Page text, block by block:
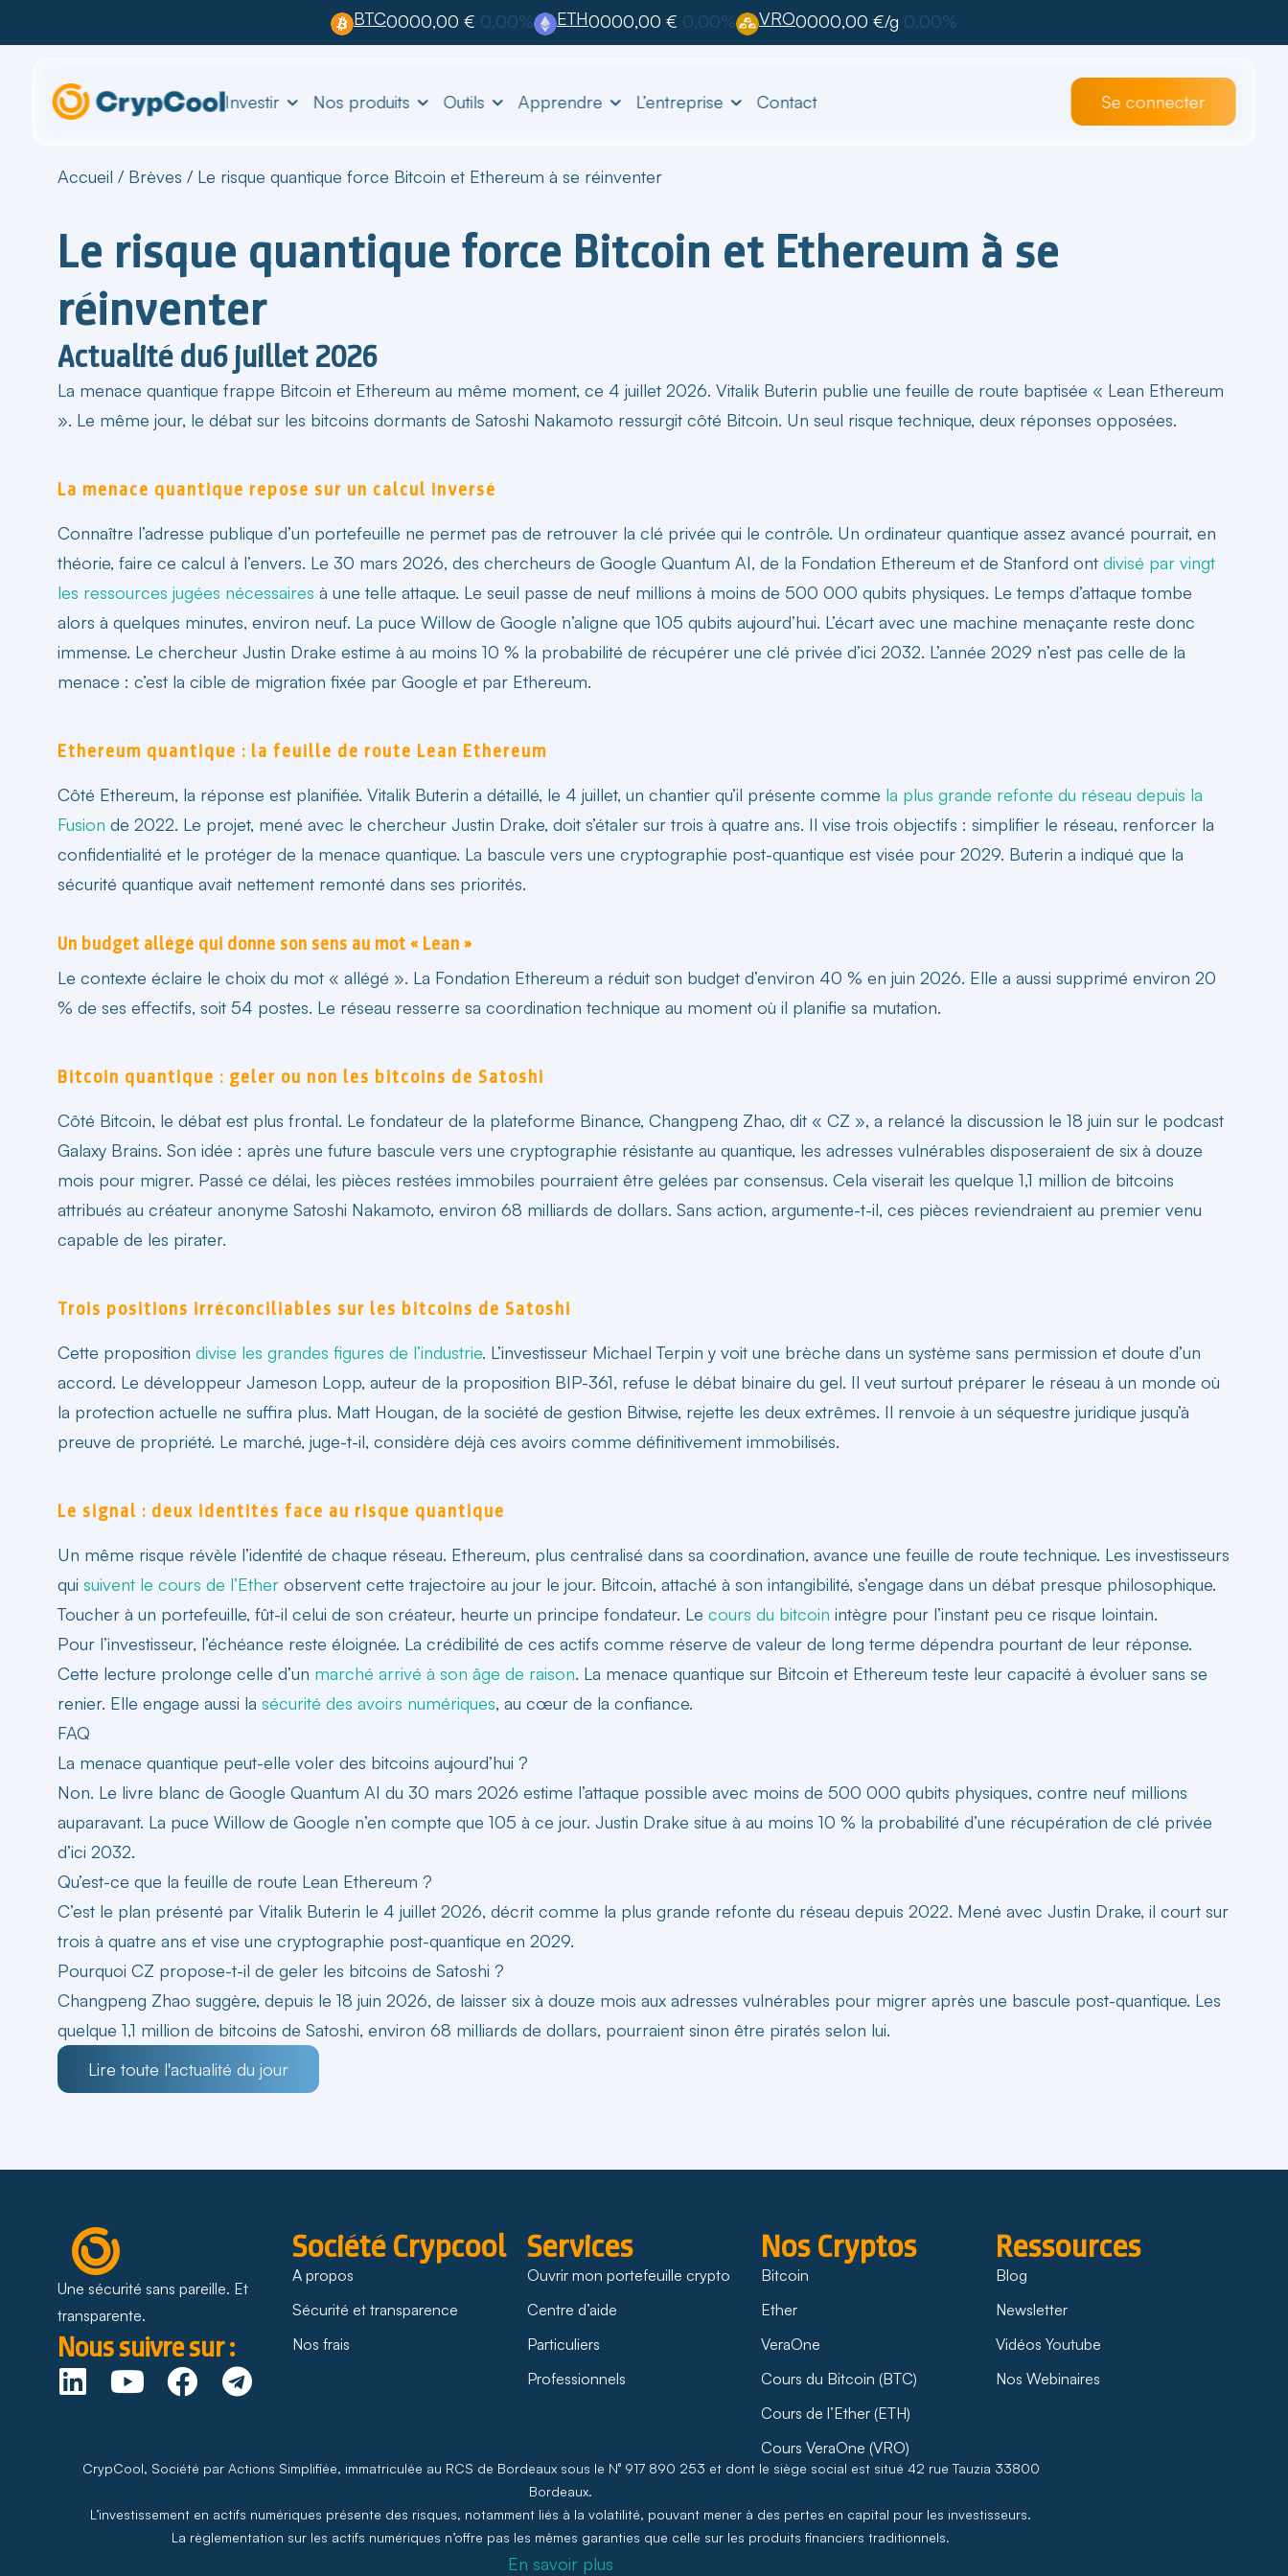
BTC0000,00 € 0,00% ETH0000,00 € 0,00% VRO0000,00 €/g 0,00%
Investir Nos produits Outils Apprendre L’entreprise Contact Se connecter
Accueil / Brèves / Le risque quantique force Bitcoin et Ethereum à se réinventer
Le risque quantique force Bitcoin et Ethereum à se
réinventer
Actualité du6 juillet 2026
La menace quantique frappe Bitcoin et Ethereum au même moment, ce 4 juillet 2026. Vitalik Buterin publie une feuille de route baptisée « Lean Ethereum
». Le même jour, le débat sur les bitcoins dormants de Satoshi Nakamoto ressurgit côté Bitcoin. Un seul risque technique, deux réponses opposées.
La menace quantique repose sur un calcul inversé
Connaître l’adresse publique d’un portefeuille ne permet pas de retrouver la clé privée qui le contrôle. Un ordinateur quantique assez avancé pourrait, en
théorie, faire ce calcul à l’envers. Le 30 mars 2026, des chercheurs de Google Quantum AI, de la Fondation Ethereum et de Stanford ont divisé par vingt
les ressources jugées nécessaires à une telle attaque. Le seuil passe de neuf millions à moins de 500 000 qubits physiques. Le temps d’attaque tombe
alors à quelques minutes, environ neuf. La puce Willow de Google n’aligne que 105 qubits aujourd’hui. L’écart avec une machine menaçante reste donc
immense. Le chercheur Justin Drake estime à au moins 10 % la probabilité de récupérer une clé privée d’ici 2032. L’année 2029 n’est pas celle de la
menace : c’est la cible de migration fixée par Google et par Ethereum.
Ethereum quantique : la feuille de route Lean Ethereum
Côté Ethereum, la réponse est planifiée. Vitalik Buterin a détaillé, le 4 juillet, un chantier qu’il présente comme la plus grande refonte du réseau depuis la
Fusion de 2022. Le projet, mené avec le chercheur Justin Drake, doit s’étaler sur trois à quatre ans. Il vise trois objectifs : simplifier le réseau, renforcer la
confidentialité et le protéger de la menace quantique. La bascule vers une cryptographie post-quantique est visée pour 2029. Buterin a indiqué que la
sécurité quantique avait nettement remonté dans ses priorités.
Un budget allégé qui donne son sens au mot « Lean »
Le contexte éclaire le choix du mot « allégé ». La Fondation Ethereum a réduit son budget d’environ 40 % en juin 2026. Elle a aussi supprimé environ 20
% de ses effectifs, soit 54 postes. Le réseau resserre sa coordination technique au moment où il planifie sa mutation.
Bitcoin quantique : geler ou non les bitcoins de Satoshi
Côté Bitcoin, le débat est plus frontal. Le fondateur de la plateforme Binance, Changpeng Zhao, dit « CZ », a relancé la discussion le 18 juin sur le podcast
Galaxy Brains. Son idée : après une future bascule vers une cryptographie résistante au quantique, les adresses vulnérables disposeraient de six à douze
mois pour migrer. Passé ce délai, les pièces restées immobiles pourraient être gelées par consensus. Cela viserait les quelque 1,1 million de bitcoins
attribués au créateur anonyme Satoshi Nakamoto, environ 68 milliards de dollars. Sans action, argumente-t-il, ces pièces reviendraient au premier venu
capable de les pirater.
Trois positions irréconciliables sur les bitcoins de Satoshi
Cette proposition divise les grandes figures de l’industrie. L’investisseur Michael Terpin y voit une brèche dans un système sans permission et doute d’un
accord. Le développeur Jameson Lopp, auteur de la proposition BIP-361, refuse le débat binaire du gel. Il veut surtout préparer le réseau à un monde où
la protection actuelle ne suffira plus. Matt Hougan, de la société de gestion Bitwise, rejette les deux extrêmes. Il renvoie à un séquestre juridique jusqu’à
preuve de propriété. Le marché, juge-t-il, considère déjà ces avoirs comme définitivement immobilisés.
Le signal : deux identités face au risque quantique
Un même risque révèle l’identité de chaque réseau. Ethereum, plus centralisé dans sa coordination, avance une feuille de route technique. Les investisseurs
qui suivent le cours de l’Ether observent cette trajectoire au jour le jour. Bitcoin, attaché à son intangibilité, s’engage dans un débat presque philosophique.
Toucher à un portefeuille, fût-il celui de son créateur, heurte un principe fondateur. Le cours du bitcoin intègre pour l’instant peu ce risque lointain.
Pour l’investisseur, l’échéance reste éloignée. La crédibilité de ces actifs comme réserve de valeur de long terme dépendra pourtant de leur réponse.
Cette lecture prolonge celle d’un marché arrivé à son âge de raison. La menace quantique sur Bitcoin et Ethereum teste leur capacité à évoluer sans se
renier. Elle engage aussi la sécurité des avoirs numériques, au cœur de la confiance.
FAQ
La menace quantique peut-elle voler des bitcoins aujourd’hui ?
Non. Le livre blanc de Google Quantum AI du 30 mars 2026 estime l’attaque possible avec moins de 500 000 qubits physiques, contre neuf millions
auparavant. La puce Willow de Google n’en compte que 105 à ce jour. Justin Drake situe à au moins 10 % la probabilité d’une récupération de clé privée
d’ici 2032.
Qu’est-ce que la feuille de route Lean Ethereum ?
C’est le plan présenté par Vitalik Buterin le 4 juillet 2026, décrit comme la plus grande refonte du réseau depuis 2022. Mené avec Justin Drake, il court sur
trois à quatre ans et vise une cryptographie post-quantique en 2029.
Pourquoi CZ propose-t-il de geler les bitcoins de Satoshi ?
Changpeng Zhao suggère, depuis le 18 juin 2026, de laisser six à douze mois aux adresses vulnérables pour migrer après une bascule post-quantique. Les
quelque 1,1 million de bitcoins de Satoshi, environ 68 milliards de dollars, pourraient sinon être piratés selon lui.
Lire toute l'actualité du jour
Une sécurité sans pareille. Et
transparente.
Nous suivre sur :
Société Crypcool
A propos
Sécurité et transparence
Nos frais
Services
Ouvrir mon portefeuille crypto
Centre d’aide
Particuliers
Professionnels
Nos Cryptos
Bitcoin
Ether
VeraOne
Cours du Bitcoin (BTC)
Cours de l’Ether (ETH)
Cours VeraOne (VRO)
Ressources
Blog
Newsletter
Vidéos Youtube
Nos Webinaires
CrypCool, Société par Actions Simplifiée, immatriculée au RCS de Bordeaux sous le N° 917 890 253 et dont le siège social est situé 42 rue Tauzia 33800
Bordeaux.
L’investissement en actifs numériques présente des risques, notamment liés à la volatilité, pouvant mener à des pertes en capital pour les investisseurs.
La règlementation sur les actifs numériques n’offre pas les mêmes garanties que celle sur les produits financiers traditionnels.
En savoir plus